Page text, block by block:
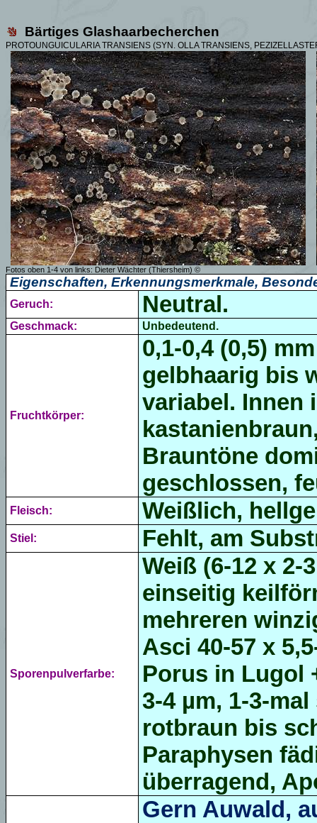
Bärtiges Glashaarbecherchen
PROTOUNGUICULARIA TRANSIENS (SYN. OLLA TRANSIENS,
Fotos oben 1-4 von links: Dieter Wächter (Thiersheim) ©
Eigenschaften, Erkennungsmerkmale,
Geruch: Neutral.
Geschmack: Unbedeutend.
Fruchtkörper:
0,1-0,4 (0,5)
gelbhaarig bis
variabel. Innen
kastanienbraun
Brauntöne
geschlossen,
Fleisch: Weißlich,
Stiel: Fehlt, am
Sporenpulverfarbe:
Weiß (6-12 x 2-3
einseitig
mehreren
Asci 40-57 x
Porus in Lugol
3-4 µm, 1-3-
rotbraun bis
Paraphysen
überragend,
Gern Auwald,